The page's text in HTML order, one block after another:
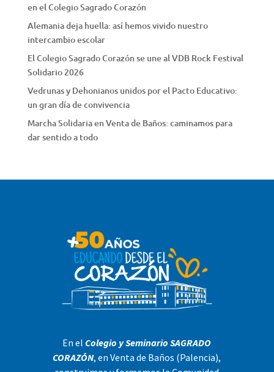
en el Colegio Sagrado Corazón
Alemania deja huella: así hemos vivido nuestro
intercambio escolar
El Colegio Sagrado Corazón se une al VDB Rock Festival
Solidario 2026
Vedrunas y Dehonianos unidos por el Pacto Educativo:
un gran día de convivencia
Marcha Solidaria en Venta de Baños: caminamos para
dar sentido a todo
En el Colegio y Seminario SAGRADO
CORAZÓN, en Venta de Baños (Palencia),